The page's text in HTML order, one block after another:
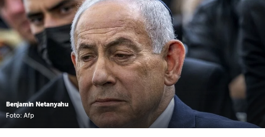
Benjamin Netanyahu
Foto: Afp